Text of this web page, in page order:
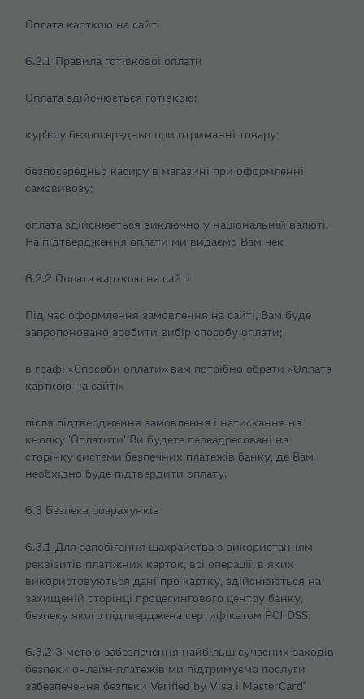
Оплата карткою на сайті
6.2.1 Правила готівкової оплати
Оплата здійснюється готівкою:
кур'єру безпосередньо при отриманні товару;
безпосередньо касиру в магазині при оформленні
самовивозу;
оплата здійснюється виключно у національній валюті.
На підтвердження оплати ми видаємо Вам чек
6.2.2 Оплата карткою на сайті
Під час оформлення замовлення на сайті, Вам буде
запропоновано зробити вибір способу оплати;
в графі «Способи оплати» вам потрібно обрати «Оплата
карткою на сайті»
після підтвердження замовлення і натискання на
кнопку 'Оплатити' Ви будете переадресовані на
сторінку системи безпечних платежів банку, де Вам
необхідно буде підтвердити оплату.
6.3 Безпека розрахунків
6.3.1 Для запобігання шахрайства з використанням
реквізитів платіжних карток, всі операції, в яких
використовуються дані про картку, здійснюються на
захищеній сторінці процесингового центру банку,
безпеку якого підтверджена сертифікатом PCI DSS.
6.3.2 З метою забезпечення найбільш сучасних заходів
безпеки онлайн-платежів ми підтримуємо послуги
забезпечення безпеки Verified by Visa і MasterCard®